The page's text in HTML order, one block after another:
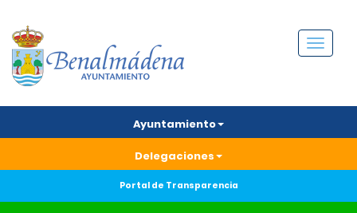
Menú
Ayuntamiento
Delegaciones
Portal de Transparencia